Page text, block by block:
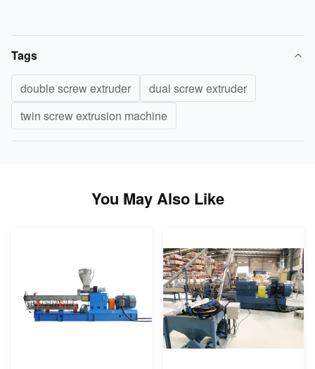
Tags
double screw extruder
dual screw extruder
twin screw extrusion machine
You May Also Like